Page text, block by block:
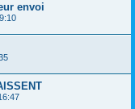
envoi